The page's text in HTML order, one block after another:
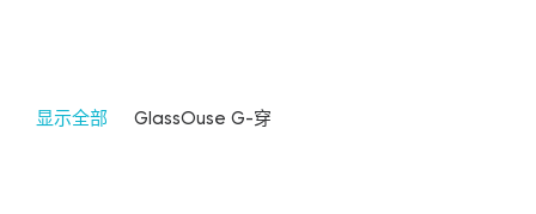
显示全部 GlassOuse G-穿